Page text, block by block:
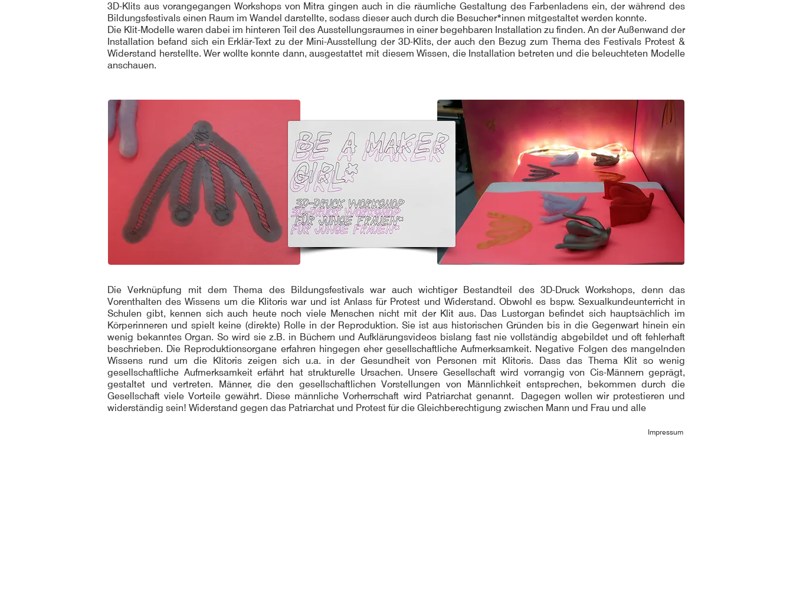
3D-Klits aus vorangegangen Workshops von Mitra gingen auch in die räumliche Gestaltung des Farbenladens ein, der während des
Bildungsfestivals einen Raum im Wandel darstellte, sodass dieser auch durch die Besucher*innen mitgestaltet werden konnte.
Die Klit-Modelle waren dabei im hinteren Teil des Ausstellungsraumes in einer begehbaren Installation zu finden. An der Außenwand der
Installation befand sich ein Erklär-Text zu der Mini-Ausstellung der 3D-Klits, der auch den Bezug zum Thema des Festivals Protest &
Widerstand herstellte. Wer wollte konnte dann, ausgestattet mit diesem Wissen, die Installation betreten und die beleuchteten Modelle
anschauen.
Die Verknüpfung mit dem Thema des Bildungsfestivals war auch wichtiger Bestandteil des 3D-Druck Workshops, denn das
Vorenthalten des Wissens um die Klitoris war und ist Anlass für Protest und Widerstand. Obwohl es bspw. Sexualkundeunterricht in
Schulen gibt, kennen sich auch heute noch viele Menschen nicht mit der Klit aus. Das Lustorgan befindet sich hauptsächlich im
Körperinneren und spielt keine (direkte) Rolle in der Reproduktion. Sie ist aus historischen Gründen bis in die Gegenwart hinein ein
wenig bekanntes Organ. So wird sie z.B. in Büchern und Aufklärungsvideos bislang fast nie vollständig abgebildet und oft fehlerhaft
beschrieben. Die Reproduktionsorgane erfahren hingegen eher gesellschaftliche Aufmerksamkeit. Negative Folgen des mangelnden
Wissens rund um die Klitoris zeigen sich u.a. in der Gesundheit von Personen mit Klitoris. Dass das Thema Klit so wenig
gesellschaftliche Aufmerksamkeit erfährt hat strukturelle Ursachen. Unsere Gesellschaft wird vorrangig von Cis-Männern geprägt,
gestaltet und vertreten. Männer, die den gesellschaftlichen Vorstellungen von Männlichkeit entsprechen, bekommen durch die
Gesellschaft viele Vorteile gewährt. Diese männliche Vorherrschaft wird Patriarchat genannt. Dagegen wollen wir protestieren und
widerständig sein! Widerstand gegen das Patriarchat und Protest für die Gleichberechtigung zwischen Mann und Frau und alle
Impressum